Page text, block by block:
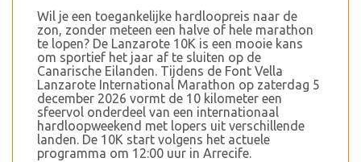
Wil je een toegankelijke hardloopreis naar de
zon, zonder meteen een halve of hele marathon
te lopen? De Lanzarote 10K is een mooie kans
om sportief het jaar af te sluiten op de
Canarische Eilanden. Tijdens de Font Vella
Lanzarote International Marathon op zaterdag 5
december 2026 vormt de 10 kilometer een
sfeervol onderdeel van een internationaal
hardloopweekend met lopers uit verschillende
landen. De 10K start volgens het actuele
programma om 12:00 uur in Arrecife.